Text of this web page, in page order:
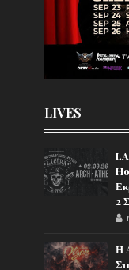
LIVES
2
Η